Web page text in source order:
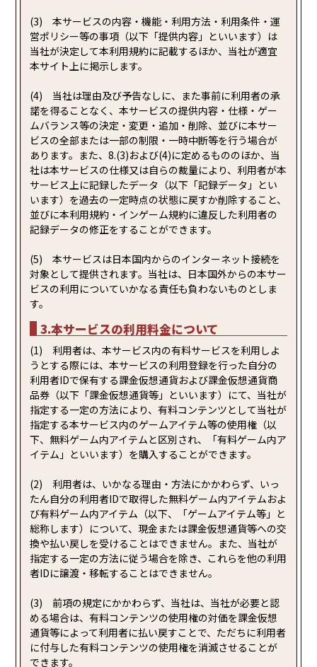
(3) 本サービスの内容・機能・利用方法・利用条件・運
営ポリシー等の事項（以下「提供内容」といいます）は
当社が決定して本利用規約に記載するほか、当社が適宜
本サイト上に掲示します。
(4) 当社は理由及び予告なしに、また事前に利用者の承
諾を得ることなく、本サービスの提供内容・仕様・ゲー
ムバランス等の決定・変更・追加・削除、並びに本サー
ビスの全部または一部の制限・一時中断等を行う場合が
あります。また、8.(3)および(4)に定めるもののほか、当
社は本サービスの仕様又は自らの裁量により、利用者が本
サービス上に記録したデータ（以下「記録データ」とい
います）を過去の一定時点の状態に戻すか削除すること、
並びに本利用規約・インゲーム規約に違反した利用者の
記録データの修正をすることができます。
(5) 本サービスは日本国内からのインターネット接続を
対象として提供されます。当社は、日本国外からの本サー
ビスの利用についていかなる責任も負わないものとしま
す。
3.本サービスの利用料金について
(1) 利用者は、本サービス内の有料サービスを利用しよ
うとする際には、本サービスの利用登録を行った自分の
利用者IDで保有する課金仮想通貨および課金仮想通貨商
品券（以下「課金仮想通貨等」といいます）にて、当社が
指定する一定の方法により、有料コンテンツとして当社が
指定する本サービス内のゲームアイテム等の使用権（以
下、無料ゲーム内アイテムと区別され、「有料ゲーム内ア
イテム」といいます）を購入することができます。
(2) 利用者は、いかなる理由・方法にかかわらず、いっ
たん自分の利用者IDで取得した無料ゲーム内アイテムおよ
び有料ゲーム内アイテム（以下、「ゲームアイテム等」と
総称します）について、現金または課金仮想通貨等への交
換や払い戻しを受けることはできません。また、当社が
指定する一定の方法に従う場合を除き、これらを他の利用
者IDに譲渡・移転することはできません。
(3) 前項の規定にかかわらず、当社は、当社が必要と認
める場合は、有料コンテンツの使用権の対価を課金仮想
通貨等によって利用者に払い戻すことで、ただちに利用者
に付与した有料コンテンツの使用権を消滅させることが
できます。